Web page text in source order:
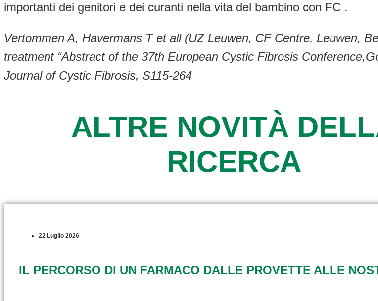
importanti dei genitori e dei curanti nella vita del bambino con FC .
Vertommen A, Havermans T et all (UZ Leuwen, CF Centre, Leuwen,
treatment “Abstract of the 37th European Cystic Fibrosis
Journal of Cystic Fibrosis, S115-264
ALTRE NOVITÀ
RICERCA
22 Luglio 2026
IL PERCORSO DI UN FARMACO DALLE PROVETTE ALLE